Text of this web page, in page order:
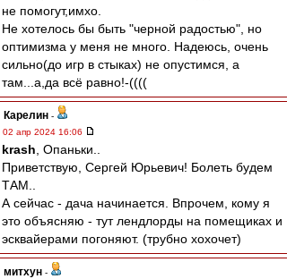
не помогут,имхо.
Не хотелось бы быть "черной радостью", но
оптимизма у меня не много. Надеюсь, очень
сильно(до игр в стыках) не опустимся, а
там...а,да всё равно!-((((
Карелин -
02 апр 2024 16:06
krash , Опаньки..
Приветствую, Сергей Юрьевич! Болеть будем
ТАМ..
А сейчас - дача начинается. Впрочем, кому я
это объясняю - тут лендлорды на помещиках и
эсквайерами погоняют. (трубно хохочет)
митхун -